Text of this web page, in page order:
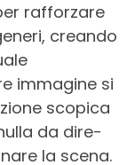
rafforzare
creando
immagine si
scopica
da dire-
la scena.